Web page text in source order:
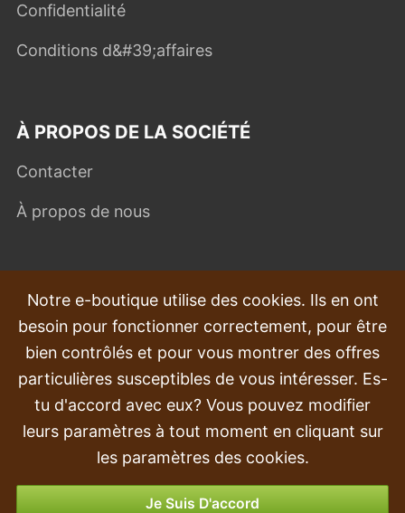
Confidentialité
Conditions d&#39;affaires
À PROPOS DE LA SOCIÉTÉ
Contacter
À propos de nous
QUESTIONS FRÉQUEMMENT POSÉES
Plaintes
Transport et livraison
Commande
Retours et remboursements
Options de paiement
Notre e-boutique utilise des cookies. Ils en ont
besoin pour fonctionner correctement, pour être
bien contrôlés et pour vous montrer des offres
particulières susceptibles de vous intéresser. Es-
tu d'accord avec eux? Vous pouvez modifier
leurs paramètres à tout moment en cliquant sur
les paramètres des cookies.
Je Suis D'accord